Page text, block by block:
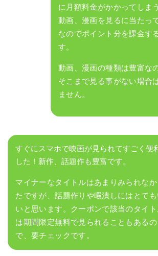
に月額料金がかかってしま
動画、漫画を見るに当たっ
なのでポイント分を課金す
す。
動画、漫画の種類は豊富な
そこまで見る事がない場合
ません。
すぐにスマホで映画が見られてすごく便
した！新作、話題作も豊富です。
マイナーなタイトルはあまりみられなか
たですが、話題作りや暇潰しにはとても
いと思います。クーポンで該当のタイ
は期間限定無料で見られることもあるの
で、要チェックです。